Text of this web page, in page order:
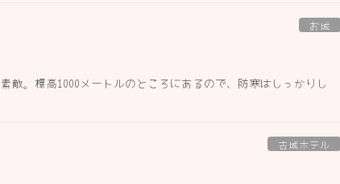
お城
敵。標高1000メートルのところにあるので、防寒はしっかりし
古城ホテル